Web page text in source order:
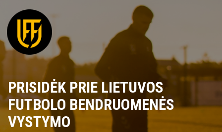
PRISIDĖK PRIE LIETUVOS
FUTBOLO BENDRUOMENĖS
VYSTYMO